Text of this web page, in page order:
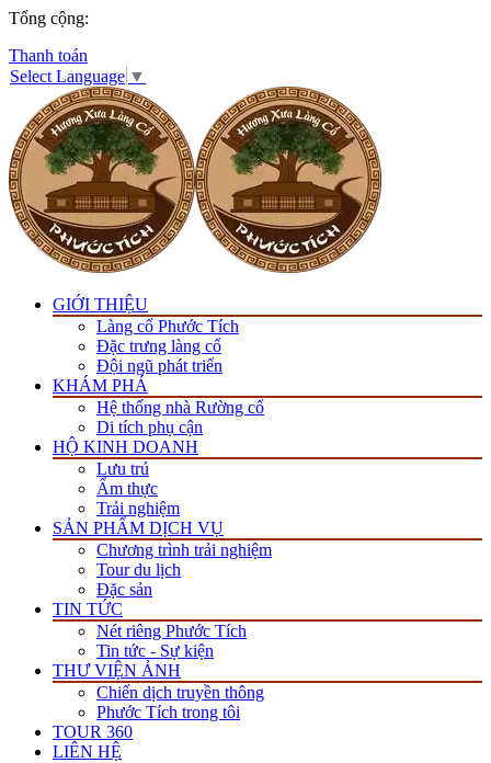
Tổng cộng:
Thanh toán
Select Language ▼
GIỚI THIỆU
Làng cổ Phước Tích
Đặc trưng làng cổ
Đội ngũ phát triển
KHÁM PHÁ
Hệ thống nhà Rường cổ
Di tích phụ cận
HỘ KINH DOANH
Lưu trú
Ẩm thực
Trải nghiệm
SẢN PHẨM DỊCH VỤ
Chương trình trải nghiệm
Tour du lịch
Đặc sản
TIN TỨC
Nét riêng Phước Tích
Tin tức - Sự kiện
THƯ VIỆN ẢNH
Chiến dịch truyền thông
Phước Tích trong tôi
TOUR 360
LIÊN HỆ